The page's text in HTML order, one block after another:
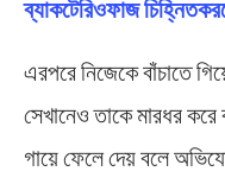
ব্যাকটেরিওফাজ
এরপরে নিজেকে বাঁচাতে
সেখানেও তাকে মারধর
গায়ে ফেলে দেয় বলে